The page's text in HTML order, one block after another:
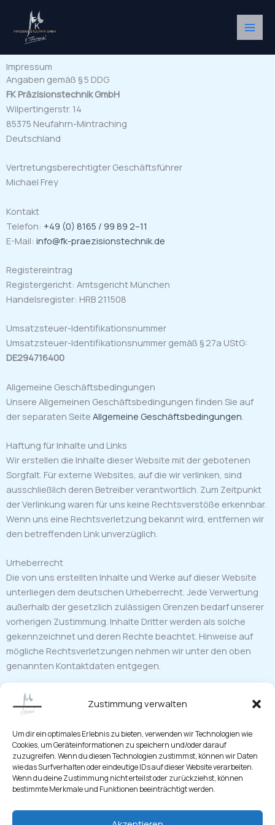
Zustimmung verwalten
Um dir ein optimales Erlebnis zu bieten, verwenden wir Technologien wie
Cookies, um Geräteinformationen zu speichern und/oder darauf
zuzugreifen. Wenn du diesen Technologien zustimmst, können wir Daten
wie das Surfverhalten oder eindeutige IDs auf dieser Website verarbeiten.
Wenn du deine Zustimmung nicht erteilst oder zurückziehst, können
bestimmte Merkmale und Funktionen beeinträchtigt werden.
springen
Impressum
Angaben gemäß § 5 DDG
FK Präzisionstechnik GmbH
Wilpertingerstr. 14
85375 Neufahrn-Mintraching
Deutschland
Vertretungsberechtigter Geschäftsführer
Michael Frey
Kontakt
Telefon: +49 (0) 8165 / 99 89 2–11
E-Mail: info@fk-praezisionstechnik.de
Registereintrag
Registergericht: Amtsgericht München
Handelsregister: HRB 211508
Umsatzsteuer-Identifikationsnummer
Umsatzsteuer-Identifikationsnummer gemäß § 27a UStG:
DE294716400
Allgemeine Geschäftsbedingungen
Unsere Allgemeinen Geschäftsbedingungen finden Sie auf
der separaten Seite Allgemeine Geschäftsbedingungen
Haftung für Inhalte und Links
Wir erstellen die Inhalte dieser Website mit der gebotenen
Sorgfalt. Für externe Websites, auf die wir verlinken, sind
ausschließlich deren Betreiber verantwortlich. Zum Zeitpunkt
der Verlinkung waren für uns keine Rechtsverstöße erkennbar.
Wenn uns eine Rechtsverletzung bekannt wird, entfernen wir
den betreffenden Link unverzüglich.
Urheberrecht
Die von uns erstellten Inhalte und Werke auf dieser Website
unterliegen dem deutschen Urheberrecht. Jede Verwertung
außerhalb der gesetzlich zulässigen Grenzen bedarf unserer
vorherigen Zustimmung. Inhalte Dritter werden als solche
gekennzeichnet und deren Rechte beachtet. Hinweise auf
mögliche Rechtsverletzungen nehmen wir unter den oben
genannten Kontaktdaten entgegen.
Über Uns
Maschinenpark
Kontakt
Karriere
Datenschutzerklärung